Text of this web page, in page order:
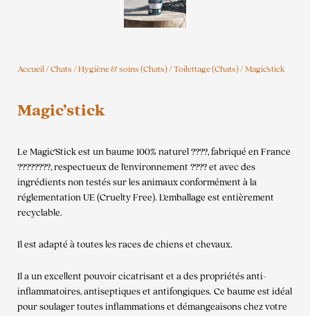
Accueil/Chats/Hygiène & soins (Chats)/Toilettage (Chats)/ Magic’stick
Magic’stick
Le Magic’Stick est un baume 100% naturel ????, fabriqué en France
????????, respectueux de l’environnement ???? et avec des
ingrédients non testés sur les animaux conformément à la
réglementation UE (Cruelty Free). L’emballage est entièrement
recyclable.
Il est adapté à toutes les races de chiens et chevaux.
Il a un excellent pouvoir cicatrisant et a des propriétés anti-
inflammatoires, antiseptiques et antifongiques. Ce baume est idéal
pour soulager toutes inflammations et démangeaisons chez votre